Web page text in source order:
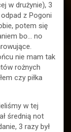
w drużynie), 3
z Pogoni
potem się
bo… no
nie mam tak
rożnych
czy piłka
w tej
średnią not
3 razy był